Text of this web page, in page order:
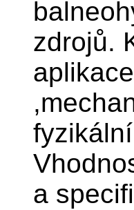
zdrojů.
a